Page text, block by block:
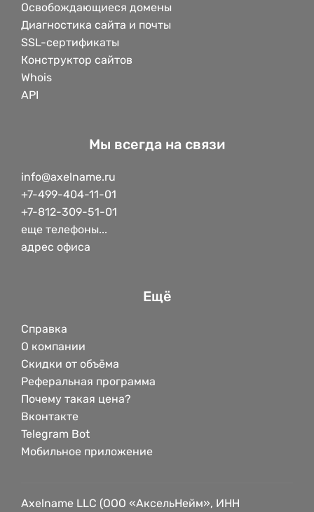
Освобождающиеся домены
Диагностика сайта и почты
SSL-сертификаты
Конструктор сайтов
Whois
API
Мы всегда на связи
info@axelname.ru
+7-499-404-11-01
+7-812-309-51-01
еще телефоны...
адрес офиса
Ещё
Справка
О компании
Скидки от объёма
Реферальная программа
Почему такая цена?
Вконтакте
Telegram Bot
Мобильное приложение
Axelname LLC (ООО «АксельНейм», ИНН